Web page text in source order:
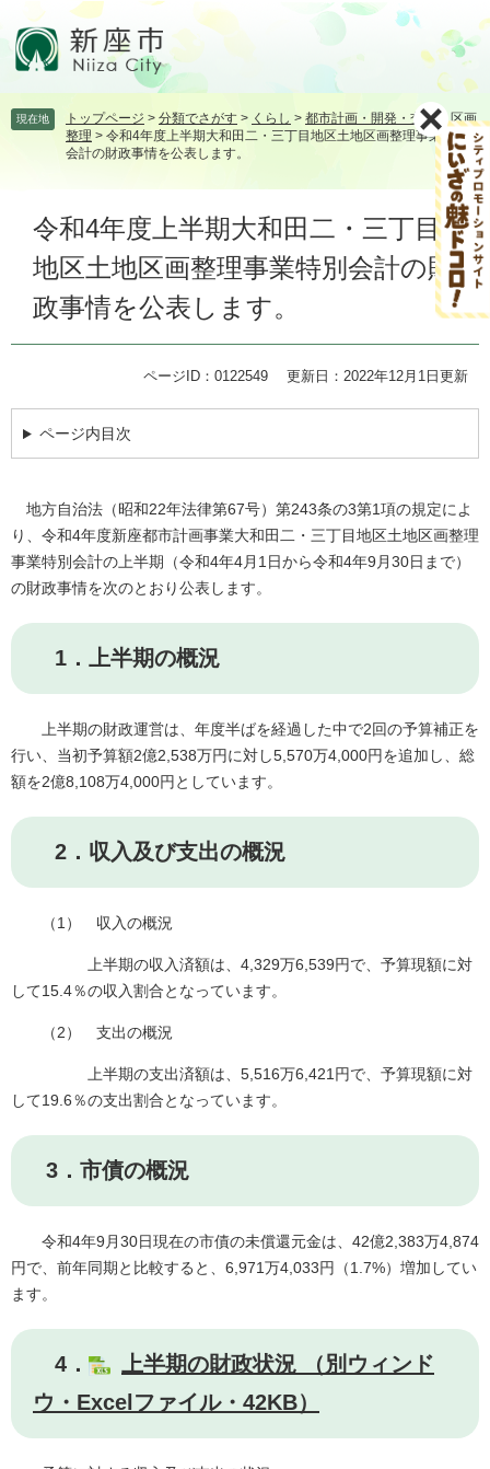
頭飛 現在地 トップページ > 分類でさがす > くらし > 都市計画・開発・交通 >区画
整理 > 令和4年度上半期大和田二・三丁目地区土地区画整理事業特別
会計の財政事情を公表します。
令和4年度上半期大和田二・三丁目
地区土地区画整理事業特別会計の財
政事情を公表します。
ページID：0122549 更新日：2022年12月1日更新
ページ内目次
地方自治法（昭和22年法律第67号）第243条の3第1項の規定によ
り、令和4年度新座都市計画事業大和田二・三丁目地区土地区画整理
事業特別会計の上半期（令和4年4月1日から令和4年9月30日まで）
の財政事情を次のとおり公表します。
1．上半期の概況
上半期の財政運営は、年度半ばを経過した中で2回の予算補正を
行い、当初予算額2億2,538万円に対し5,570万4,000円を追加し、総
額を2億8,108万4,000円としています。
2．収入及び支出の概況
（1） 収入の概況
上半期の収入済額は、4,329万6,539円で、予算現額に対
して15.4％の収入割合となっています。
（2） 支出の概況
上半期の支出済額は、5,516万6,421円で、予算現額に対
して19.6％の支出割合となっています。
3．市債の概況
令和4年9月30日現在の市債の未償還元金は、42億2,383万4,874
円で、前年同期と比較すると、6,971万4,033円（1.7%）増加してい
ます。
4．
上半期の財政状況 （別ウィンド
ウ・Excelファイル・42KB）